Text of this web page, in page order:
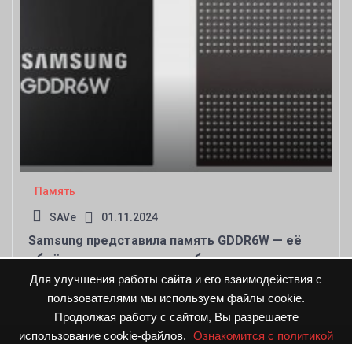
Для улучшения работы сайта и его взаимодействия с
пользователями мы используем файлы cookie.
Продолжая работу с сайтом, Вы разрешаете
использование cookie-файлов.
Ознакомится с политикой
Память
SAVe 01.11.2024
Samsung представила память GDDR6W — её
объём и пропускная способность вдвое выше
GDDR6